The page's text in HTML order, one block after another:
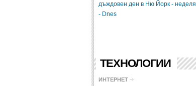
дъждовен ден в Ню Йорк - неделя
- Dnes
ТЕХНОЛОГИИ
ИНТЕРНЕТ